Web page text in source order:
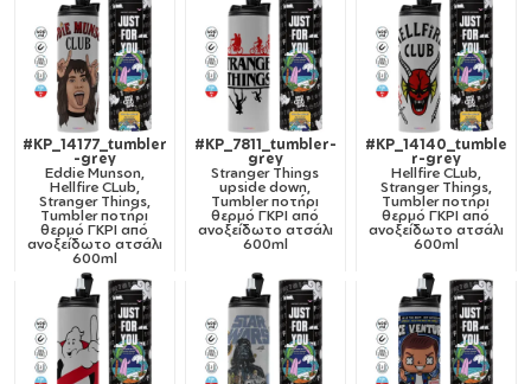
#KP_14177_tumbler
-grey
Eddie Munson,
Hellfire CLub,
Stranger Things,
Tumbler ποτήρι
θερμό ΓΚΡΙ από
ανοξείδωτο ατσάλι
600ml
#KP_7811_tumbler-
grey
Stranger Things
upside down,
Tumbler ποτήρι
θερμό ΓΚΡΙ από
ανοξείδωτο ατσάλι
600ml
#KP_14140_tumble
r-grey
Hellfire CLub,
Stranger Things,
Tumbler ποτήρι
θερμό ΓΚΡΙ από
ανοξείδωτο ατσάλι
600ml